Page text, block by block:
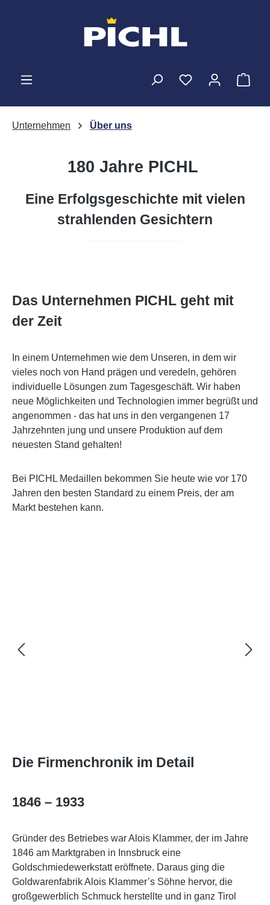
Unternehmen Über uns
180 Jahre PICHL
Eine Erfolgsgeschichte mit vielen
strahlenden Gesichtern
Das Unternehmen PICHL geht mit
der Zeit
In einem Unternehmen wie dem Unseren, in dem wir
vieles noch von Hand prägen und veredeln, gehören
individuelle Lösungen zum Tagesgeschäft. Wir haben
neue Möglichkeiten und Technologien immer begrüßt und
angenommen - das hat uns in den vergangenen 17
Jahrzehnten jung und unsere Produktion auf dem
neuesten Stand gehalten!
Bei PICHL Medaillen bekommen Sie heute wie vor 170
Jahren den besten Standard zu einem Preis, der am
Markt bestehen kann.
Die Firmenchronik im Detail
1846 – 1933
Gründer des Betriebes war Alois Klammer, der im Jahre
1846 am Marktgraben in Innsbruck eine
Goldschmiedewerkstatt eröffnete. Daraus ging die
Goldwarenfabrik Alois Klammer’s Söhne hervor, die
großgewerblich Schmuck herstellte und in ganz Tirol